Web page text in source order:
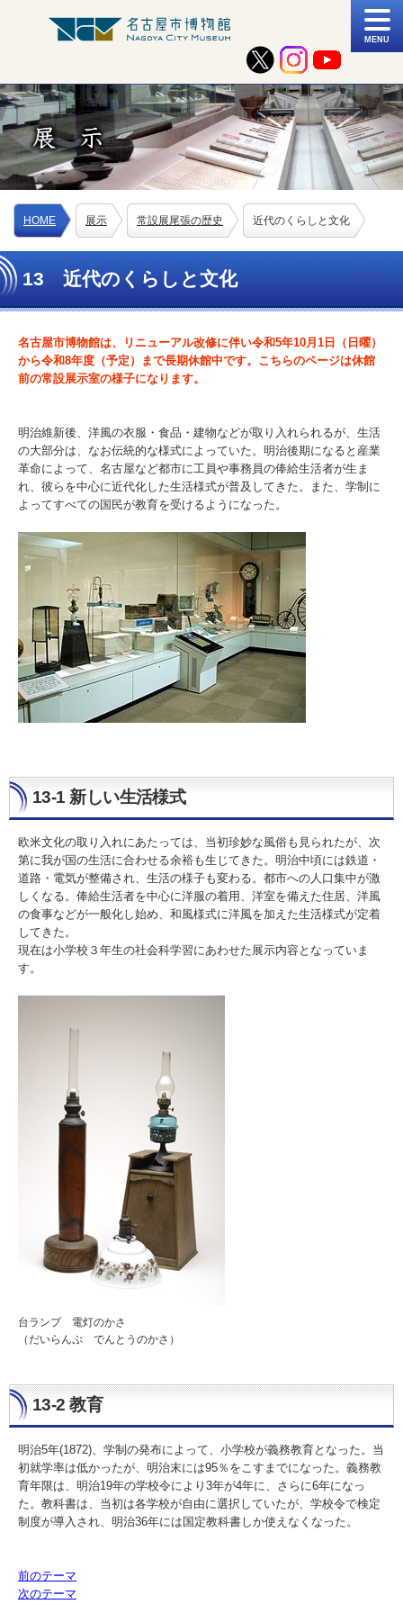
MENU
HOME 展示 常設展尾張の歴史 近代のくらしと文化
13 近代のくらしと文化
名古屋市博物館は、リニューアル改修に伴い令和5年10月1日（日曜）
から令和8年度（予定）まで長期休館中です。こちらのページは休館
前の常設展示室の様子になります。
明治維新後、洋風の衣服・食品・建物などが取り入れられるが、生活
の大部分は、なお伝統的な様式によっていた。明治後期になると産業
革命によって、名古屋など都市に工員や事務員の俸給生活者が生ま
れ、彼らを中心に近代化した生活様式が普及してきた。また、学制に
よってすべての国民が教育を受けるようになった。
13-1 新しい生活様式
欧米文化の取り入れにあたっては、当初珍妙な風俗も見られたが、次
第に我が国の生活に合わせる余裕も生じてきた。明治中頃には鉄道・
道路・電気が整備され、生活の様子も変わる。都市への人口集中が激
しくなる。俸給生活者を中心に洋服の着用、洋室を備えた住居、洋風
の食事などが一般化し始め、和風様式に洋風を加えた生活様式が定着
してきた。
現在は小学校３年生の社会科学習にあわせた展示内容となっていま
す。
台ランプ 電灯のかさ
（だいらんぷ でんとうのかさ）
13-2 教育
明治5年(1872)、学制の発布によって、小学校が義務教育となった。当
初就学率は低かったが、明治末には95％をこすまでになった。義務教
育年限は、明治19年の学校令により3年が4年に、さらに6年になっ
た。教科書は、当初は各学校が自由に選択していたが、学校令で検定
制度が導入され、明治36年には国定教科書しか使えなくなった。
前のテーマ
次のテーマ